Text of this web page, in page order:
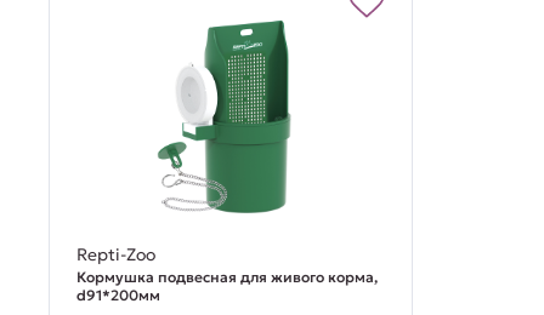
Repti-Zoo
Кормушка подвесная для живого корма,
d91*200мм